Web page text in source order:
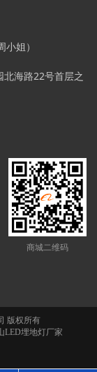
小姐）
海路22号首层之
商城二维码
版权所有
LED埋地灯厂家